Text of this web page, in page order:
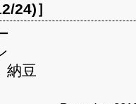
24)］
納豆